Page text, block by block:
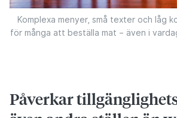
Komplexa menyer, små texter och låg
för många att beställa mat – även i
Påverkar